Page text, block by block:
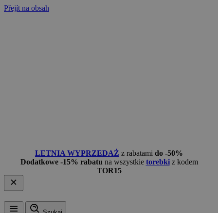
Přejít na obsah
LETNIA WYPRZEDAŻ z rabatami do -50%
Dodatkowe -15% rabatu na wszystkie torebkiz kodem
TOR15